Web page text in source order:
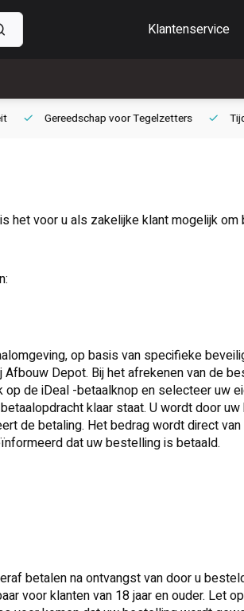
Klantenservice
Gereedschap voorTegelzetters
het voor u als zakelijke klant mogelijk
op basis van specifieke
Depot. Bij het afrekenen van de
de iDeal -betaalknop en selecteer uw
klaar staat. U wordt door
de betaling. Het bedrag wordt direct
dat uw bestelling is betaald.
betalen na ontvangst van door u
voor klanten van 18 jaar en ouder. Let